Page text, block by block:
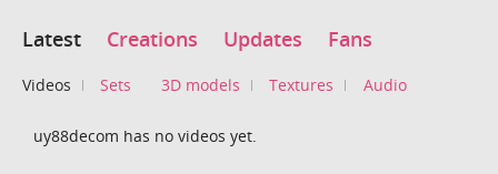
Latest Creations Updates Fans
Videos Sets 3D models Textures Audio
uy88decom has no videos yet.